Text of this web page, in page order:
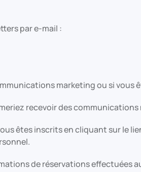
par e-mail :
marketing ou si vous
recevoir des
êtes inscrits en cliquant sur le
de réservations effectuées